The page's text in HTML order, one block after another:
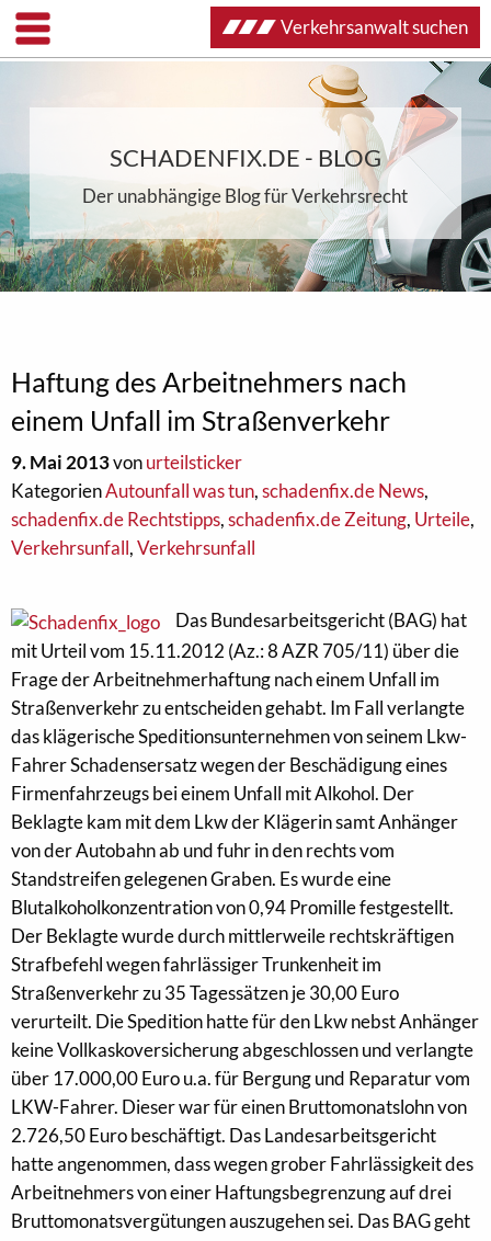
SCHADENFIX.DE - BLOG
Der unabhängige Blog für Verkehrsrecht
Haftung des Arbeitnehmers nach
einem Unfall im Straßenverkehr
9. Mai 2013vonurteilsticker
KategorienAutounfall was tun,schadenfix.de News,
schadenfix.de Rechtstipps,schadenfix.de Zeitung, Urteile,
Verkehrsunfall,Verkehrsunfall
Das Bundesarbeitsgericht (BAG) hat
mit Urteil vom 15.11.2012 (Az.: 8 AZR 705/11) über die
Frage der Arbeitnehmerhaftung nach einem Unfall im
Straßenverkehr zu entscheiden gehabt. Im Fall verlangte
das klägerische Speditionsunternehmen von seinem Lkw-
Fahrer Schadensersatz wegen der Beschädigung eines
Firmenfahrzeugs bei einem Unfall mit Alkohol. Der
Beklagte kam mit dem Lkw der Klägerin samt Anhänger
von der Autobahn ab und fuhr in den rechts vom
Standstreifen gelegenen Graben. Es wurde eine
Blutalkoholkonzentration von 0,94 Promille festgestellt.
Der Beklagte wurde durch mittlerweile rechtskräftigen
Strafbefehl wegen fahrlässiger Trunkenheit im
Straßenverkehr zu 35 Tagessätzen je 30,00 Euro
verurteilt. Die Spedition hatte für den Lkw nebst Anhänger
keine Vollkaskoversicherung abgeschlossen und verlangte
über 17.000,00 Euro u.a. für Bergung und Reparatur vom
LKW-Fahrer. Dieser war für einen Bruttomonatslohn von
2.726,50 Euro beschäftigt. Das Landesarbeitsgericht
hatte angenommen, dass wegen grober Fahrlässigkeit des
Arbeitnehmers von einer Haftungsbegrenzung auf drei
Bruttomonatsvergütungen auszugehen sei. Das BAG geht
Verkehrsanwalt suchen